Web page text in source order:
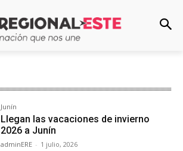
Junín
Llegan las vacaciones de invierno
2026 a Junín
adminERE - 1 julio, 2026